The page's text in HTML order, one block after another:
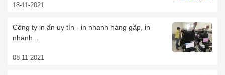
18-11-2021
Công ty in ấn uy tín - in nhanh hàng gấp, in
nhanh...
08-11-2021